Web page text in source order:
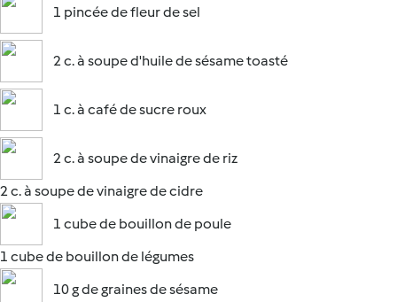
1 pincée de fleur de sel
2 c. à soupe d'huile de sésame toasté
1 c. à café de sucre roux
2 c. à soupe de vinaigre de riz
2 c. à soupe de vinaigre de cidre
1 cube de bouillon de poule
1 cube de bouillon de légumes
10 g de graines de sésame